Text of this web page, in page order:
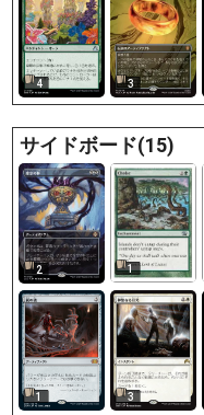
4 3
サイドボード(15)
2 1
1 3